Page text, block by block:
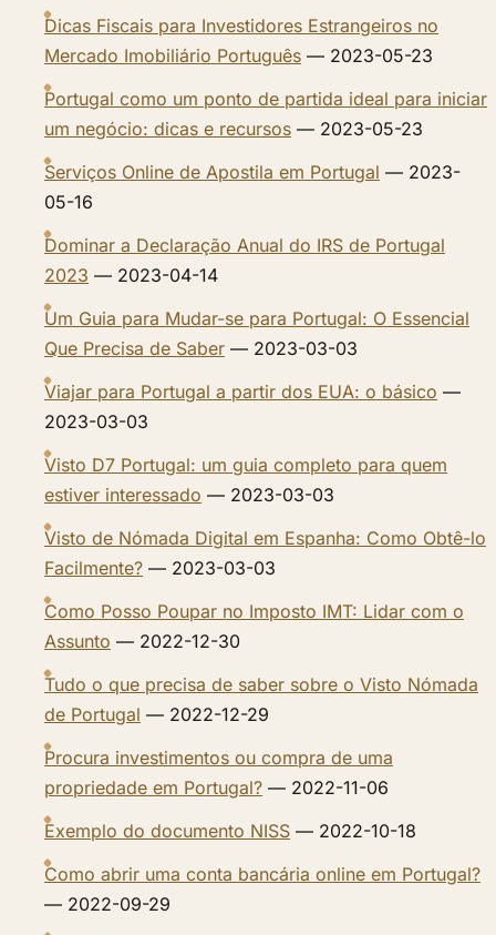
Dicas Fiscais para Investidores Estrangeiros no
Mercado Imobiliário Português — 2023-05-23
Portugal como um ponto de partida ideal para iniciar
um negócio: dicas e recursos — 2023-05-23
Serviços Online de Apostila em Portugal — 2023-
05-16
Dominar a Declaração Anual do IRS de Portugal
2023 — 2023-04-14
Um Guia para Mudar-se para Portugal: O Essencial
Que Precisa de Saber — 2023-03-03
Viajar para Portugal a partir dos EUA: o básico —
2023-03-03
Visto D7 Portugal: um guia completo para quem
estiver interessado — 2023-03-03
Visto de Nómada Digital em Espanha: Como Obtê-lo
Facilmente? — 2023-03-03
Como Posso Poupar no Imposto IMT: Lidar com o
Assunto — 2022-12-30
Tudo o que precisa de saber sobre o Visto Nómada
de Portugal — 2022-12-29
Procura investimentos ou compra de uma
propriedade em Portugal? — 2022-11-06
Exemplo do documento NISS — 2022-10-18
Como abrir uma conta bancária online em Portugal?
— 2022-09-29